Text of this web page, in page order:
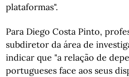
plataformas".
Para Diego Costa Pinto,
subdiretor da área de
indicar que "a relação de
portugueses face aos seus